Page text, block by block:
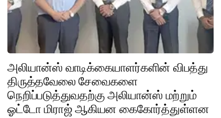
அலியான்ஸ் வாடிக்கையாளர்களின் விபத்து
திருத்தவேலை சேவைகளை
நெறிப்படுத்துவதற்கு அலியான்ஸ் மற்றும்
ஓட்டோ மிராஜ் ஆகியன கைகோர்த்துள்ளன